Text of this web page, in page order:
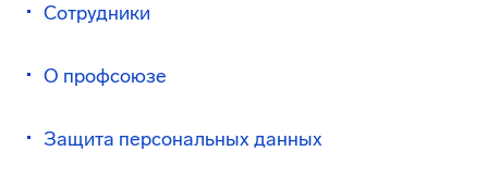
Сотрудники
О профсоюзе
Защита персональных данных